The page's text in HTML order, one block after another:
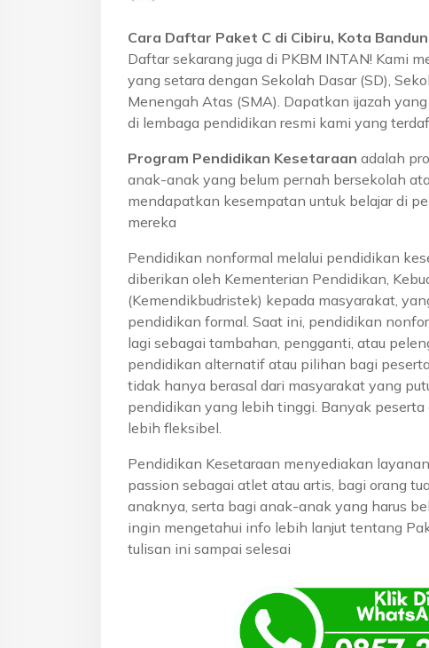
Cara Daftar Paket C di Cibiru, Kota
Daftar sekarang juga di PKBM INTAN! Kami
yang setara dengan Sekolah Dasar (SD),
Menengah Atas (SMA). Dapatkan ijazah
di lembaga pendidikan resmi kami yang
Program Pendidikan Kesetaraan adalah
anak-anak yang belum pernah bersekolah
mendapatkan kesempatan untuk belajar di
mereka
Pendidikan nonformal melalui pendidikan
diberikan oleh Kementerian Pendidikan,
(Kemendikbudristek) kepada masyarakat,
pendidikan formal. Saat ini, pendidikan
lagi sebagai tambahan, pengganti, atau
pendidikan alternatif atau pilihan bagi
tidak hanya berasal dari masyarakat yang
pendidikan yang lebih tinggi. Banyak
lebih fleksibel.
Pendidikan Kesetaraan menyediakan
passion sebagai atlet atau artis, bagi orang
anaknya, serta bagi anak-anak yang harus
ingin mengetahui info lebih lanjut tentang
tulisan ini sampai selesai